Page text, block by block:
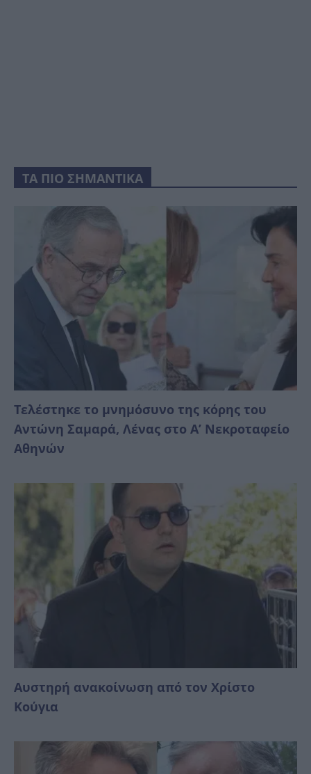
ΤΑ ΠΙΟ ΣΗΜΑΝΤΙΚΑ
Τελέστηκε το μνημόσυνο της κόρης του
Αντώνη Σαμαρά, Λένας στο Α’ Νεκροταφείο
Αθηνών
Αυστηρή ανακοίνωση από τον Χρίστο
Κούγια